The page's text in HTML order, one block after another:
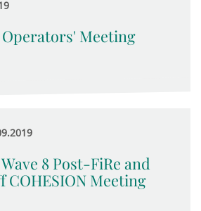
Operators' Meeting
8 Post-FiRe and
COHESION Meeting